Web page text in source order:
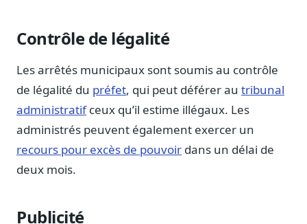
Suivi par secteur
11 secteurs : énergie, santé, finance, numérique…
Cas d'usage concrets
Six cas pour gagner du temps
Conseil (Advisory)
Consultants seniors, plateforme Legiwatch incluse
17 guides sur le Parlement, la procédure, le plaidoyer
Contrôle de légalité
Les arrêtés municipaux sont soumis au contrôle
de légalité du préfet, qui peut déférer au tribunal
administratifceux qu’il estime illégaux. Les
administrés peuvent également exercer un
recours pour excès de pouvoir dans un délai de
deux mois.
Publicité